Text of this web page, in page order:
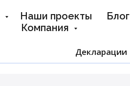
Наши проекты
Блог
Компания
Декларации